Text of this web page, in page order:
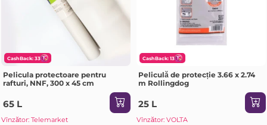
CashBack: 33
Pelicula protectoare pentru
rafturi, NNF, 300 x 45 cm
65 L
Vînzător: Telemarket
CashBack: 13
Peliculă de protecție 3.66 x 2.74
m Rollingdog
25 L
Vînzător: VOLTA